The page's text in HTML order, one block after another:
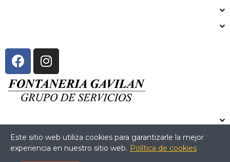
Copyright © 2024 Fontanería Gavilán. All Rights Reserved.
Este sitio web utiliza cookies para garantizarle la mejor
experiencia en nuestro sitio web. Política de cookies